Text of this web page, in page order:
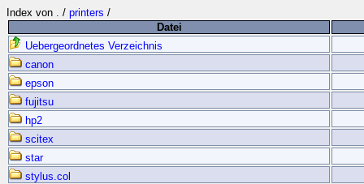
Index von . / printers /
Datei
Uebergeordnetes Verzeichnis
canon
epson
fujitsu
hp2
scitex
star
stylus.col